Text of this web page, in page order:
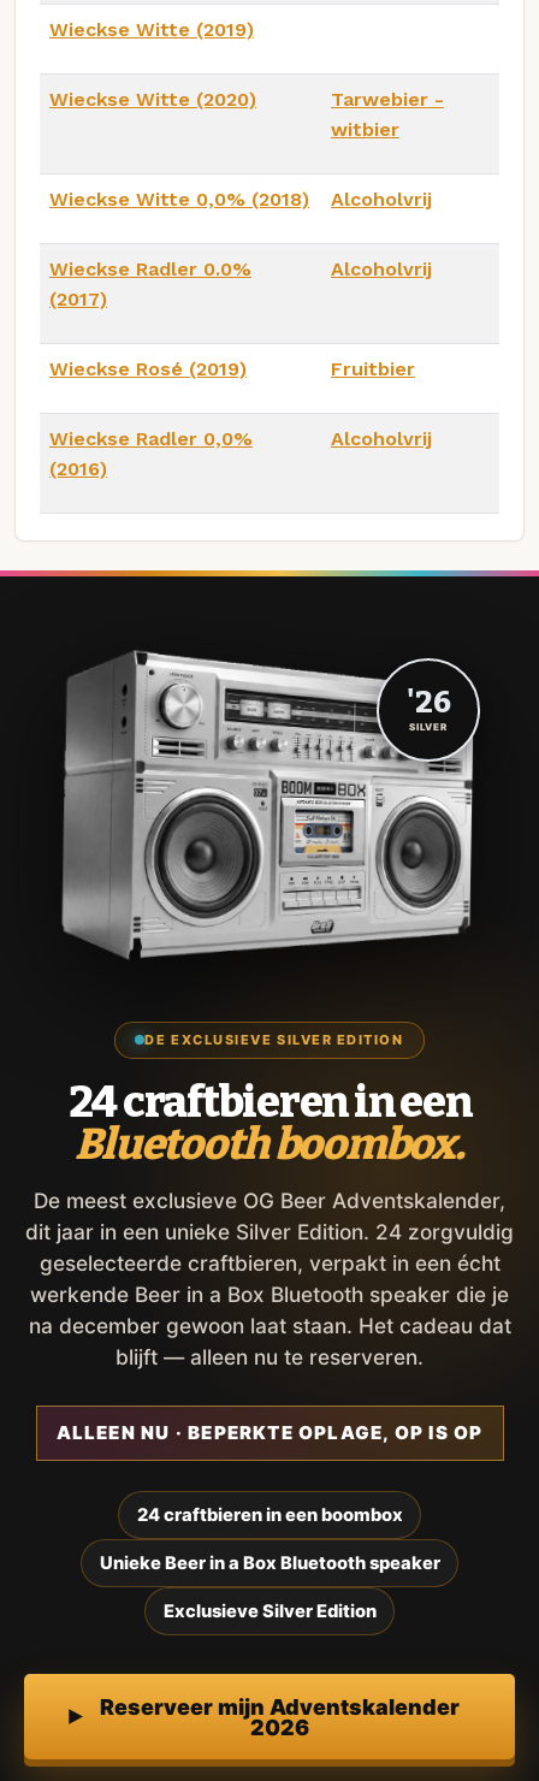
Wieckse Witte (2019)
Wieckse Witte (2020)
Tarwebier -
witbier
Wieckse Witte 0,0% (2018) Alcoholvrij
Wieckse Radler 0.0%
(2017)
Alcoholvrij
Wieckse Rosé (2019) Fruitbier
Wieckse Radler 0,0%
(2016)
Alcoholvrij
DE EXCLUSIEVE SILVER EDITION
24 craftbieren in een
Bluetooth boombox.
De meest exclusieve OG Beer Adventskalender,
dit jaar in een unieke Silver Edition. 24 zorgvuldig
geselecteerde craftbieren, verpakt in een écht
werkende Beer in a Box Bluetooth speaker die je
na december gewoon laat staan. Het cadeau dat
blijft — alleen nu te reserveren.
ALLEEN NU · BEPERKTE OPLAGE, OP IS OP
24 craftbieren in een boombox
Unieke Beer in a Box Bluetooth speaker
Exclusieve Silver Edition
Reserveer mijn Adventskalender
2026
'26
SILVER